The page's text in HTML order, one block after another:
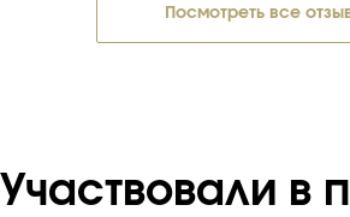
Коллектив АО
Посмотреть все
Участвовали в